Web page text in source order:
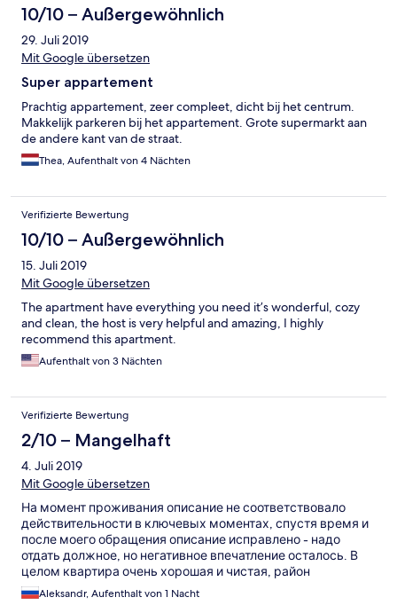
10/10 – Außergewöhnlich
29. Juli 2019
Mit Google übersetzen
Super appartement
Prachtig appartement, zeer compleet, dicht bij het centrum.
Makkelijk parkeren bij het appartement. Grote supermarkt aan
de andere kant van de straat.
Thea, Aufenthalt von 4 Nächten
Verifizierte Bewertung
10/10 – Außergewöhnlich
15. Juli 2019
Mit Google übersetzen
The apartment have everything you need it’s wonderful, cozy
and clean, the host is very helpful and amazing, I highly
recommend this apartment.
Aufenthalt von 3 Nächten
Verifizierte Bewertung
2/10 – Mangelhaft
4. Juli 2019
Mit Google übersetzen
На момент проживания описание не соответствовало
действительности в ключевых моментах, спустя время и
после моего обращения описание исправлено - надо
отдать должное, но негативное впечатление осталось. В
целом квартира очень хорошая и чистая, район
средненький (обычный спальник), рядом есть большой
хороший магазин, до старого города - минут 30-40
Aleksandr, Aufenthalt von 1 Nacht